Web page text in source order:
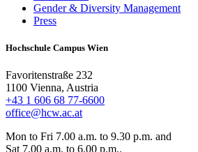
Gender & Diversity Management
Press
Hochschule Campus Wien
Favoritenstraße 232
1100 Vienna, Austria
+43 1 606 68 77-6600
office@hcw.ac.at
Mon to Fri 7.00 a.m. to 9.30 p.m. and
Sat 7.00 a.m. to 6.00 p.m..